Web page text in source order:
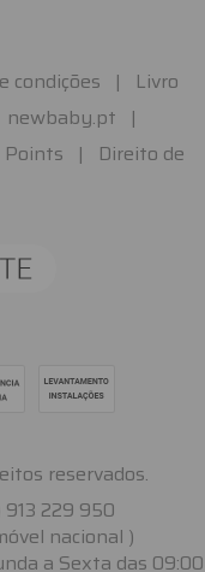
condições | Livro
newbaby.pt |
Points | Direito de
reservados.
913 229 950
nacional )
a Sexta das 09:00